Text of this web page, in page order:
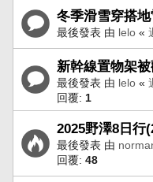
冬季滑雪穿搭
最後發表 由 lelo «
新幹線置物架
最後發表 由 lelo «
回覆: 1
2025野澤8日行
最後發表 由
回覆: 48